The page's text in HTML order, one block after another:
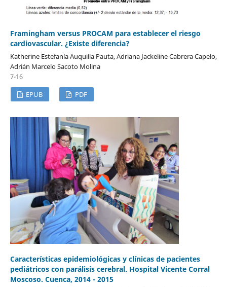
Framingham versus PROCAM para establecer el riesgo
cardiovascular. ¿Existe diferencia?
Katherine Estefanía Auquilla Pauta, Adriana Jackeline Cabrera Capelo,
Adrián Marcelo Sacoto Molina
7-16
EPUB
PDF
Características epidemiológicas y clínicas de pacientes
pediátricos con parálisis cerebral. Hospital Vicente Corral
Moscoso. Cuenca, 2014 - 2015